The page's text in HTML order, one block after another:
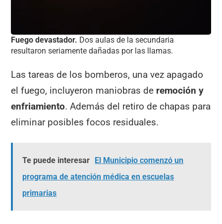
Fuego devastador. Dos aulas de la secundaria
resultaron seriamente dañadas por las llamas.
Las tareas de los bomberos, una vez apagado
el fuego, incluyeron maniobras de remoción y
enfriamiento. Además del retiro de chapas para
eliminar posibles focos residuales.
Te puede interesar El Municipio comenzó un
programa de atención médica en escuelas
primarias